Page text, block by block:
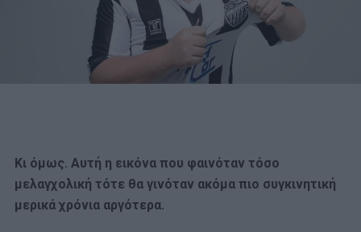
Κι όμως. Αυτή η εικόνα που φαινόταν τόσο
μελαγχολική τότε θα γινόταν ακόμα πιο συγκινητική
μερικά χρόνια αργότερα.